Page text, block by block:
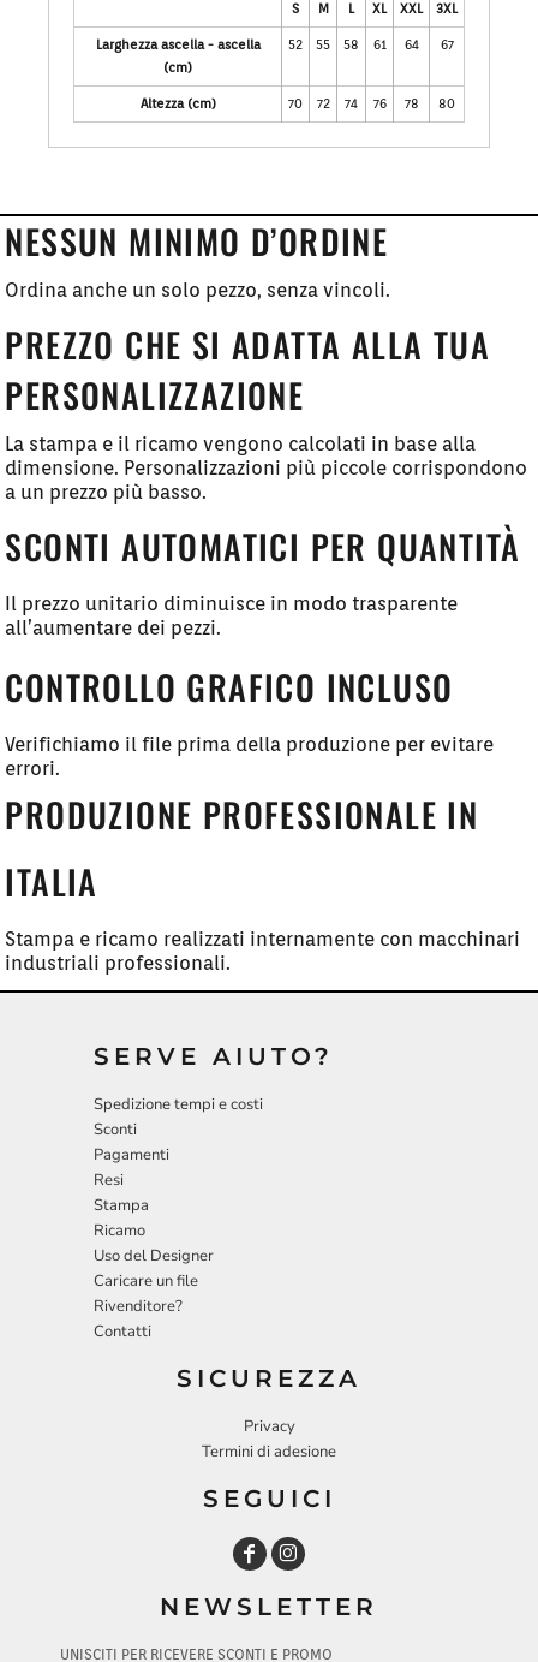
S M L XL XXL 3XL
Larghezza ascella - ascella
(cm)
52 55 58 61 64 67
Altezza (cm) 70 72 74 76 78 80
NESSUN MINIMO D’ORDINE
Ordina anche un solo pezzo, senza vincoli.
PREZZO CHE SI ADATTA ALLA TUA
PERSONALIZZAZIONE
La stampa e il ricamo vengono calcolati in base alla
dimensione. Personalizzazioni più piccole corrispondono
a un prezzo più basso.
SCONTI AUTOMATICI PER QUANTITÀ
Il prezzo unitario diminuisce in modo trasparente
all’aumentare dei pezzi.
CONTROLLO GRAFICO INCLUSO
Verifichiamo il file prima della produzione per evitare
errori.
PRODUZIONE PROFESSIONALE IN
ITALIA
Stampa e ricamo realizzati internamente con macchinari
industriali professionali.
SERVE AIUTO?
Spedizione tempi e costi
Sconti
Pagamenti
Resi
Stampa
Ricamo
Uso del Designer
Caricare un file
Rivenditore?
Contatti
SICUREZZA
Privacy
Termini di adesione
SEGUICI
NEWSLETTER
UNISCITI PER RICEVERE SCONTI E PROMO